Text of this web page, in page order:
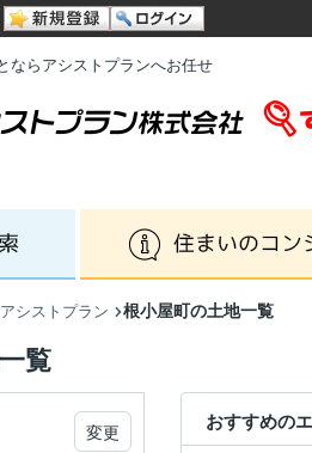
ならアシストプランへお任せ
シストプラン 根小屋町の土地一覧
覧
おすすめの
変更